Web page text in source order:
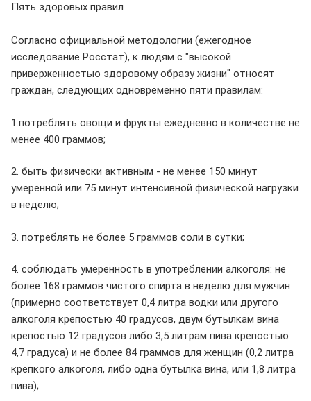
Пять здоровых правил
Согласно официальной методологии (ежегодное
исследование Росстат), к людям с "высокой
приверженностью здоровому образу жизни" относят
граждан, следующих одновременно пяти правилам:
1.потреблять овощи и фрукты ежедневно в количестве не
менее 400 граммов;
2. быть физически активным - не менее 150 минут
умеренной или 75 минут интенсивной физической нагрузки
в неделю;
3. потреблять не более 5 граммов соли в сутки;
4. соблюдать умеренность в употреблении алкоголя: не
более 168 граммов чистого спирта в неделю для мужчин
(примерно соответствует 0,4 литра водки или другого
алкоголя крепостью 40 градусов, двум бутылкам вина
крепостью 12 градусов либо 3,5 литрам пива крепостью
4,7 градуса) и не более 84 граммов для женщин (0,2 литра
крепкого алкоголя, либо одна бутылка вина, или 1,8 литра
пива);